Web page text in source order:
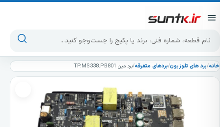
جست‌وجوی محصولات
خانه/برد های تلوزیون/بردهای متفرقه/برد مین TP.MS338.PB801